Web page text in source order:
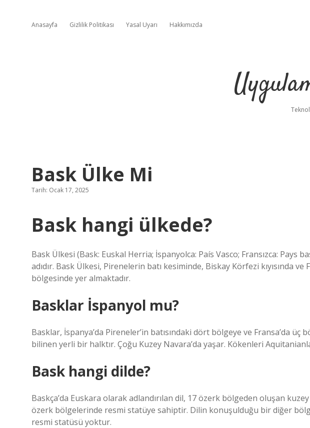
Anasayfa Gizlilik Politikası Yasal Uyarı Hakkımızda
Bask Ülke Mi
Tarih: Ocak 17, 2025
Bask hangi ülkede?
Bask Ülkesi (Bask: Euskal Herria; İspanyolca: País Vasco; Fransızca: Pays
adıdır. Bask Ülkesi, Pirenelerin batı kesiminde, Biskay Körfezi kıyısında ve
bölgesinde yer almaktadır.
Basklar İspanyol mu?
Basklar, İspanya’da Pireneler’in batısındaki dört bölgeye ve Fransa’da
bilinen yerli bir halktır. Çoğu Kuzey Navara’da yaşar. Kökenleri
Bask hangi dilde?
Baskça’da Euskara olarak adlandırılan dil, 17 özerk bölgeden oluşan
özerk bölgelerinde resmi statüye sahiptir. Dilin konuşulduğu bir diğer
resmi statüsü yoktur.